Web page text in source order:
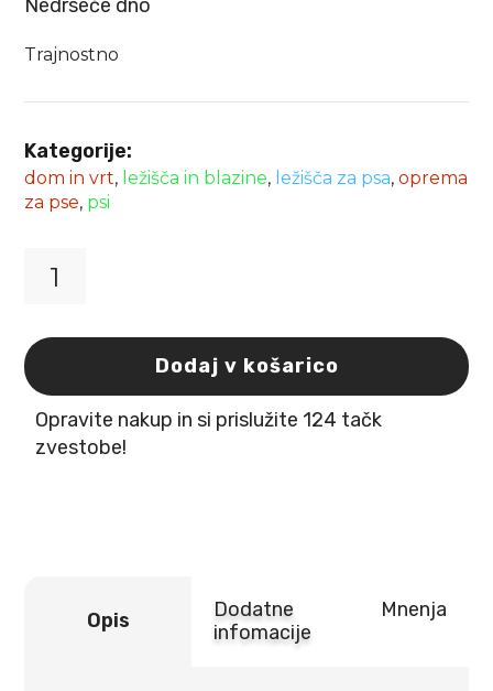
Nedrseče dno
Trajnostno
Kategorije:
dom in vrt, ležišča in blazine, ležišča za psa,oprema
za pse, psi
Dreambay
100x80x25cm
modro
količina
Dodaj v košarico
Opravite nakup in si prislužite 124 tačk
zvestobe!
Opis
Dodatne
infomacije
Mnenja